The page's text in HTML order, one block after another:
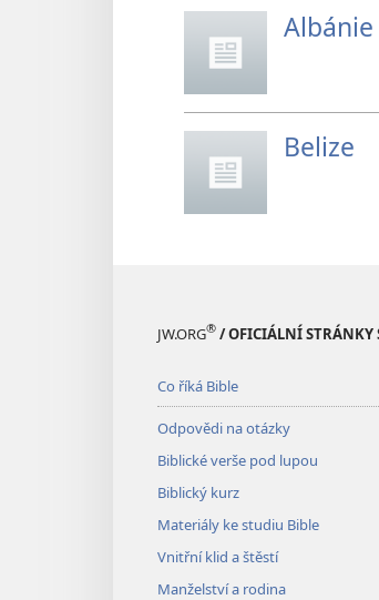
Albánie
Belize
JW.ORG® / OFICIÁLNÍ STRÁNKY
Co říká Bible
Odpovědi na otázky
Biblické verše pod lupou
Biblický kurz
Materiály ke studiu Bible
Vnitřní klid a štěstí
Manželství a rodina